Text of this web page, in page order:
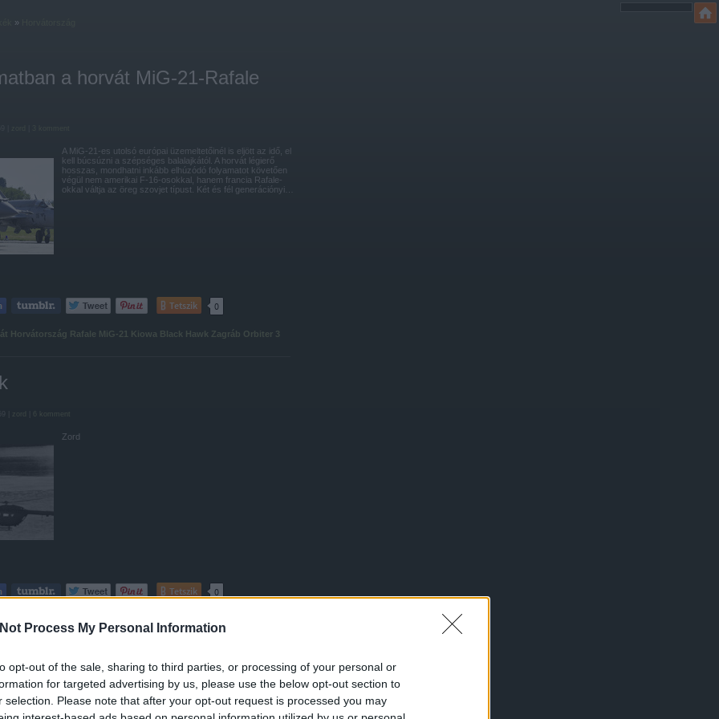
Process My Personal Information
opt-out of the sale, sharing to third parties, or processing of your personal or
for targeted advertising by us, please use the below opt-out section to
selection. Please note that after your opt-out request is processed you may
»
a horvát MiG-21-Rafale
A MiG-21-es utolsó európai üzemeltetőinél is eljött az idő, el
kell búcsúzni a szépséges balalajkától. A horvát légierő
hosszas, mondhatni inkább elhúzódó folyamatot követően
végül nem amerikai F-16-osokkal, hanem francia Rafale-
okkal váltja az öreg szovjet típust. Két és fél generációnyi…
Tetszik 0
Horvátország Rafale MiG-21 Kiowa Black Hawk Zagráb Orbiter 3
zord
Zord
Tetszik 0
MSAP TC obolosz